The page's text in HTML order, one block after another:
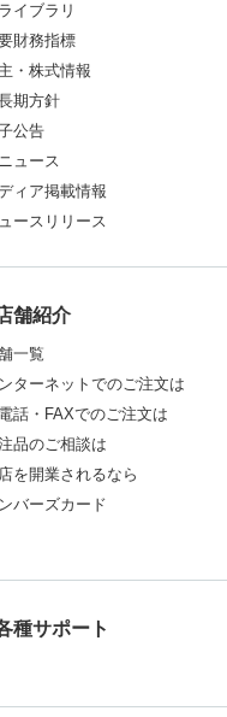
ライブラリ
財務指標
・株式情報
期方針
公告
ニュース
ィア掲載情報
ースリリース
舗紹介
一覧
ターネットでのご注文は
話・FAXでのご注文は
品のご相談は
を開業されるなら
バーズカード
種サポート